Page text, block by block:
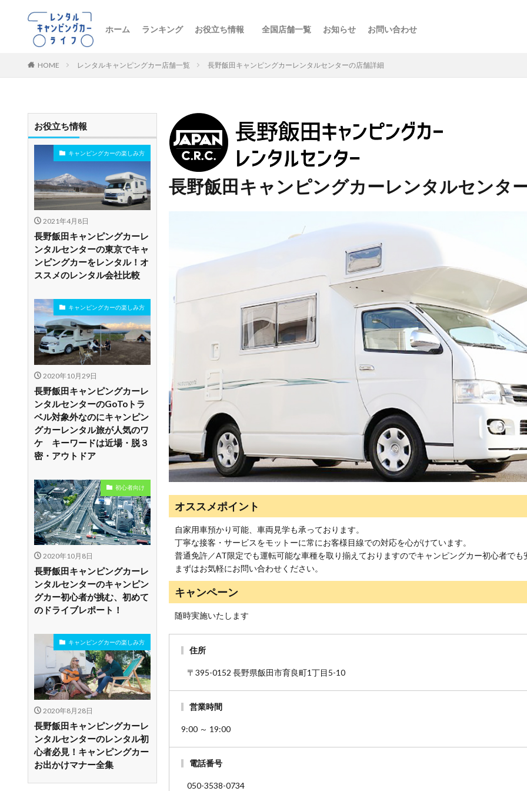
ホーム ランキング お役立ち情報 全国店舗一覧 お知らせ お問い合わせ
HOME レンタルキャンピングカー店舗一覧 長野飯田キャンピングカーレンタルセンターの店舗詳細
長野飯田キャンピングカーレンタルセンタ
オススメポイント
自家用車預かり可能、車両見学も承っております。
丁寧な接客・サービスをモットーに常にお客様目線での対応を心がけています。
普通免許／AT限定でも運転可能な車種を取り揃えておりますのでキャンピングカー初心者でも
まずはお気軽にお問い合わせください。
キャンペーン
随時実施いたします
住所
〒395-0152 長野県飯田市育良町1丁目5-10
営業時間
9:00 ～ 19:00
電話番号
050-3538-0734
お役立ち情報
キャンピングカーの楽しみ方
2021年4月8日
長野飯田キャンピングカーレ
ンタルセンターの東京でキャ
ンピングカーをレンタル！オ
ススメのレンタル会社比較
キャンピングカーの楽しみ方
2020年10月29日
長野飯田キャンピングカーレ
ンタルセンターのGoToトラ
ベル対象外なのにキャンピン
グカーレンタル旅が人気のワ
ケ キーワードは近場・脱３
密・アウトドア
初心者向け
2020年10月8日
長野飯田キャンピングカーレ
ンタルセンターのキャンピン
グカー初心者が挑む、初めて
のドライブレポート！
キャンピングカーの楽しみ方
2020年8月28日
長野飯田キャンピングカーレ
ンタルセンターのレンタル初
心者必見！キャンピングカー
お出かけマナー全集